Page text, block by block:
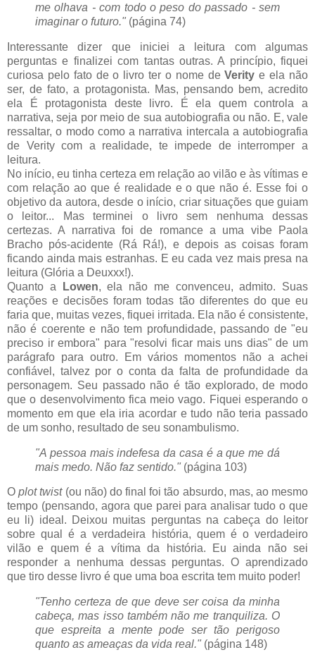
me olhava - com todo o peso do passado - sem
imaginar o futuro." (página 74)
Interessante dizer que iniciei a leitura com algumas
perguntas e finalizei com tantas outras. A princípio, fiquei
curiosa pelo fato de o livro ter o nome deVerity e ela não
ser, de fato, a protagonista. Mas, pensando bem, acredito
ela É protagonista deste livro. É ela quem controla a
narrativa, seja por meio de sua autobiografia ou não. E, vale
ressaltar, o modo como a narrativa intercala a autobiografia
de Verity com a realidade, te impede de interromper a
leitura.
No início, eu tinha certeza em relação ao vilão e às vítimas e
com relação ao que é realidade e o que não é. Esse foi o
objetivo da autora, desde o início, criar situações que guiam
o leitor... Mas terminei o livro sem nenhuma dessas
certezas. A narrativa foi de romance a uma vibe Paola
Bracho pós-acidente (Rá Rá!), e depois as coisas foram
ficando ainda mais estranhas. E eu cada vez mais presa na
leitura (Glória a Deuxxx!).
Quanto a
Lowen, ela não me convenceu, admito. Suas
reações e decisões foram todas tão diferentes do que eu
faria que, muitas vezes, fiquei irritada. Ela não é consistente,
não é coerente e não tem profundidade, passando de "eu
preciso ir embora" para "resolvi ficar mais uns dias" de um
parágrafo para outro. Em vários momentos não a achei
confiável, talvez por o conta da falta de profundidade da
personagem. Seu passado não é tão explorado, de modo
que o desenvolvimento fica meio vago. Fiquei esperando o
momento em que ela iria acordar e tudo não teria passado
de um sonho, resultado de seu sonambulismo.
"A pessoa mais indefesa da casa é a que me dá
mais medo. Não faz sentido." (página 103)
Oplot twist(ou não) do final foi tão absurdo, mas, ao mesmo
tempo (pensando, agora que parei para analisar tudo o que
eu li) ideal. Deixou muitas perguntas na cabeça do leitor
sobre qual é a verdadeira história, quem é o verdadeiro
vilão e quem é a vítima da história. Eu ainda não sei
responder a nenhuma dessas perguntas. O aprendizado
que tiro desse livro é que uma boa escrita tem muito poder!
"Tenho certeza de que deve ser coisa da minha
cabeça, mas isso também não me tranquiliza. O
que espreita a mente pode ser tão perigoso
quanto as ameaças da vida real." (página 148)